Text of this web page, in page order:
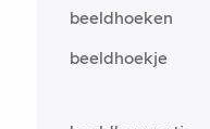
beeldhoeken
beeldhoekje